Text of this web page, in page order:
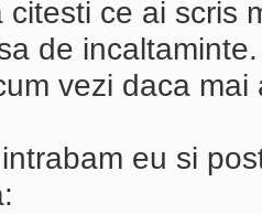
citesti ce ai scris
de
vezi daca
eu si